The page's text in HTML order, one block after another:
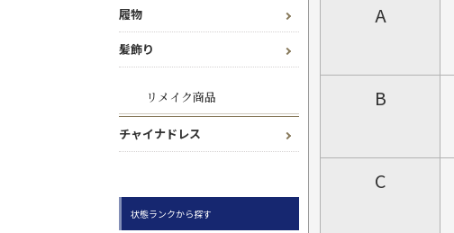
履物
髪飾り
リメイク商品
チャイナドレス
状態ランクから探す
A
B
C